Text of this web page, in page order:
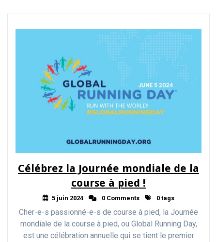
Célébrez la Journée mondiale de la
course à pied !
5 juin 2024 0 Comments 0 tags
Cher-e-s passionné-e-s de course à pied, la Journée
mondiale de la course à pied, ou Global Running Day,
est une célébration annuelle qui se tient le premier